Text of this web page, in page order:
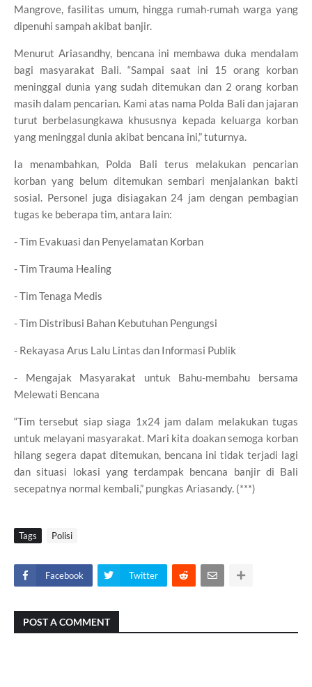
Mangrove, fasilitas umum, hingga rumah-rumah warga yang
dipenuhi sampah akibat banjir.
Menurut Ariasandhy, bencana ini membawa duka mendalam
bagi masyarakat Bali. “Sampai saat ini 15 orang korban
meninggal dunia yang sudah ditemukan dan 2 orang korban
masih dalam pencarian. Kami atas nama Polda Bali dan jajaran
turut berbelasungkawa khususnya kepada keluarga korban
yang meninggal dunia akibat bencana ini,” tuturnya.
Ia menambahkan, Polda Bali terus melakukan pencarian
korban yang belum ditemukan sembari menjalankan bakti
sosial. Personel juga disiagakan 24 jam dengan pembagian
tugas ke beberapa tim, antara lain:
- Tim Evakuasi dan Penyelamatan Korban
- Tim Trauma Healing
- Tim Tenaga Medis
- Tim Distribusi Bahan Kebutuhan Pengungsi
- Rekayasa Arus Lalu Lintas dan Informasi Publik
- Mengajak Masyarakat untuk Bahu-membahu bersama
Melewati Bencana
“Tim tersebut siap siaga 1x24 jam dalam melakukan tugas
untuk melayani masyarakat. Mari kita doakan semoga korban
hilang segera dapat ditemukan, bencana ini tidak terjadi lagi
dan situasi lokasi yang terdampak bencana banjir di Bali
secepatnya normal kembali,” pungkas Ariasandy. (***)
Tags Polisi
Facebook Twitter
POST A COMMENT